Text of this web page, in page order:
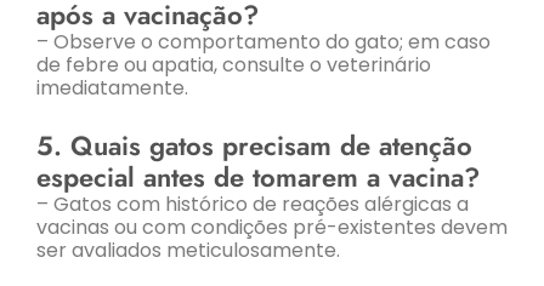
após a vacinação?
– Observe o comportamento do gato; em caso
de febre ou apatia, consulte o veterinário
imediatamente.
5. Quais gatos precisam de atenção
especial antes de tomarem a vacina?
– Gatos com histórico de reações alérgicas a
vacinas ou com condições pré-existentes devem
ser avaliados meticulosamente.